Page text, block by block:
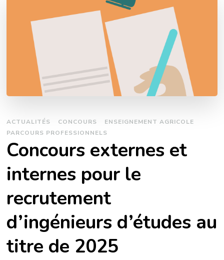
ACTUALITÉS CONCOURS
ENSEIGNEMENT AGRICOLE
PARCOURS PROFESSIONNELS
Concours externes et
internes pour le
recrutement
d’ingénieurs d’études au
titre de 2025